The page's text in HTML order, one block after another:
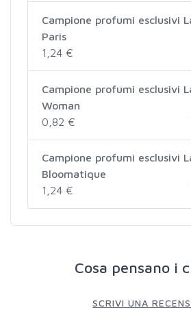
Campione profumi esclusivi
Paris
1,24 €
Campione profumi esclusivi
Woman
0,82 €
Campione profumi esclusivi
Bloomatique
1,24 €
Cosa pensano i
SCRIVI UNA